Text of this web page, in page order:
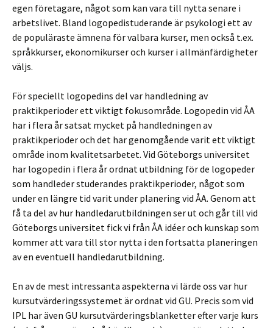
egen företagare, något som kan vara till nytta senare i
arbetslivet. Bland logopedistuderande är psykologi ett av
de populäraste ämnena för valbara kurser, men också t.ex.
språkkurser, ekonomikurser och kurser i allmänfärdigheter
väljs.
För speciellt logopedins del var handledning av
praktikperioder ett viktigt fokusområde. Logopedin vid ÅA
har i flera år satsat mycket på handledningen av
praktikperioder och det har genomgående varit ett viktigt
område inom kvalitetsarbetet. Vid Göteborgs universitet
har logopedin i flera år ordnat utbildning för de logopeder
som handleder studerandes praktikperioder, något som
under en längre tid varit under planering vid ÅA. Genom att
få ta del av hur handledarutbildningen ser ut och går till vid
Göteborgs universitet fick vi från ÅA idéer och kunskap som
kommer att vara till stor nytta i den fortsatta planeringen
av en eventuell handledarutbildning.
En av de mest intressanta aspekterna vi lärde oss var hur
kursutvärderingssystemet är ordnat vid GU. Precis som vid
IPL har även GU kursutvärderingsblanketter efter varje kurs